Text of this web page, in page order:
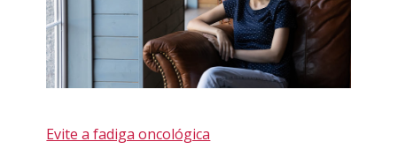
Evite a fadiga oncológica